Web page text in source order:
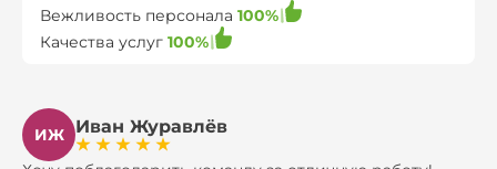
Вежливость персонала 100%
Качества услуг 100%
ИЖ Иван Журавлёв